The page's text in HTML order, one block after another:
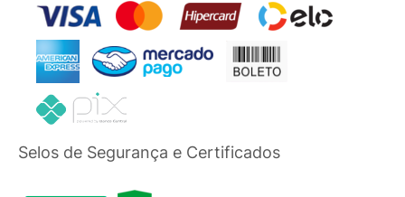
Selos de Segurança e Certificados